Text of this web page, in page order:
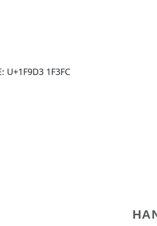
U+1F9D3 1F3FC